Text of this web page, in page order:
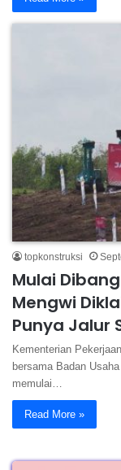
topkonstruksi
Mulai
Mengwi
Punya Jalur
Kementerian
bersama Badan
memulai…
Read More »